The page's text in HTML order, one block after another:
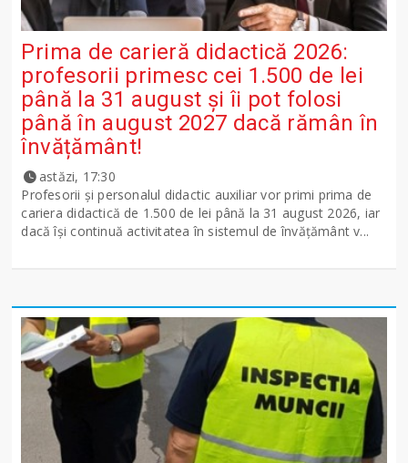
Prima de carieră didactică 2026:
profesorii primesc cei 1.500 de lei
până la 31 august și îi pot folosi
până în august 2027 dacă rămân în
învățământ!
astăzi, 17:30
Profesorii și personalul didactic auxiliar vor primi prima de
cariera didactică de 1.500 de lei până la 31 august 2026, iar
dacă își continuă activitatea în sistemul de învățământ v...